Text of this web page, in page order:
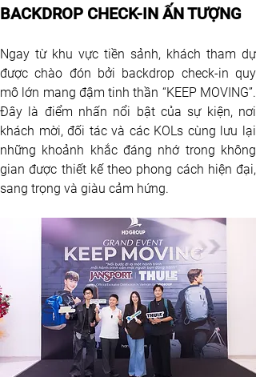
BACKDROP CHECK-IN ẤN TƯỢNG
Ngay từ khu vực tiền sảnh, khách tham dự
được chào đón bởi backdrop check-in quy
mô lớn mang đậm tinh thần “KEEP MOVING”.
Đây là điểm nhấn nổi bật của sự kiện, nơi
khách mời, đối tác và các KOLs cùng lưu lại
những khoảnh khắc đáng nhớ trong không
gian được thiết kế theo phong cách hiện đại,
sang trọng và giàu cảm hứng.